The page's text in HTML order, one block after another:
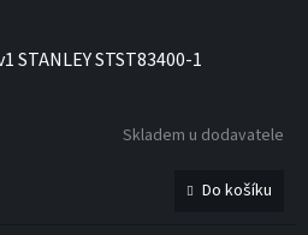
STANLEY STST83400-1
Skladem u dodavatele
Do košíku